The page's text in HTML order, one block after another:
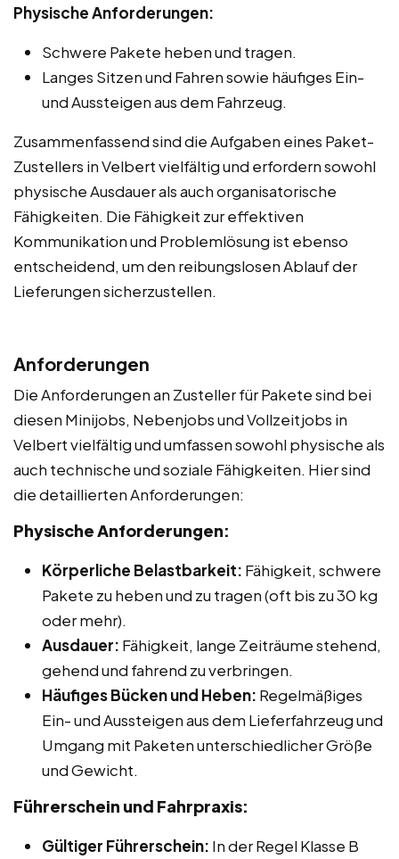
Physische Anforderungen:
Schwere Pakete heben und tragen.
Langes Sitzen und Fahren sowie häufiges Ein-
und Aussteigen aus dem Fahrzeug.
Zusammenfassend sind die Aufgaben eines Paket-
Zustellers in Velbert vielfältig und erfordern sowohl
physische Ausdauer als auch organisatorische
Fähigkeiten. Die Fähigkeit zur effektiven
Kommunikation und Problemlösung ist ebenso
entscheidend, um den reibungslosen Ablauf der
Lieferungen sicherzustellen.
Anforderungen
Die Anforderungen an Zusteller für Pakete sind bei
diesen Minijobs, Nebenjobs und Vollzeitjobs in
Velbert vielfältig und umfassen sowohl physische als
auch technische und soziale Fähigkeiten. Hier sind
die detaillierten Anforderungen:
Physische Anforderungen:
Körperliche Belastbarkeit: Fähigkeit, schwere
Pakete zu heben und zu tragen (oft bis zu 30 kg
oder mehr).
Ausdauer: Fähigkeit, lange Zeiträume stehend,
gehend und fahrend zu verbringen.
Häufiges Bücken und Heben: Regelmäßiges
Ein- und Aussteigen aus dem Lieferfahrzeug und
Umgang mit Paketen unterschiedlicher Größe
und Gewicht.
Führerschein und Fahrpraxis:
Gültiger Führerschein: In der Regel Klasse B